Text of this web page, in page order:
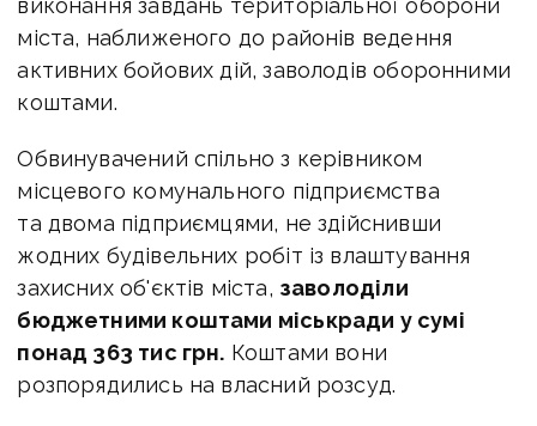
виконання завдань територіальної оборони
міста, наближеного до районів ведення
активних бойових дій, заволодів оборонними
коштами.
Обвинувачений спільно з керівником
місцевого комунального підприємства
та двома підприємцями, не здійснивши
жодних будівельних робіт із влаштування
захисних об'єктів міста, заволоділи
бюджетними коштами міськради у сумі
понад 363 тис грн. Коштами вони
розпорядились на власний розсуд.